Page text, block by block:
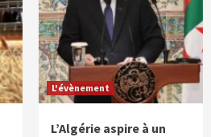
L'évènement
L’Algérie aspire à un